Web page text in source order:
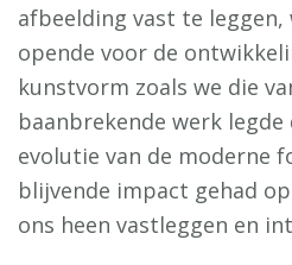
afbeelding vast te leggen,
opende voor de
kunstvorm zoals we die
baanbrekende werk legde
evolutie van de moderne
blijvende impact gehad
ons heen vastleggen en